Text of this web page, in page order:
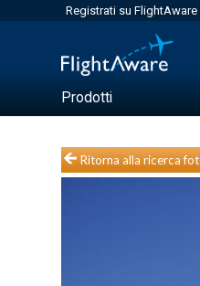
Registrati su FlightAware
Prodotti
Ritorna alla ricerca